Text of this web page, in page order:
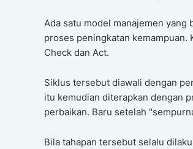
Ada satu model manajemen
proses peningkatan kemampuan.
Check dan Act.
Siklus tersebut diawali dengan
itu kemudian diterapkan dengan
perbaikan. Baru setelah
Bila tahapan tersebut selalu